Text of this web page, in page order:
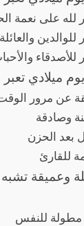
على نعمة
والعائلة
ميلادي
عن مرور
وصادقة
بعد الحزن
للقارئ
وعميقة تشبه
للنفس